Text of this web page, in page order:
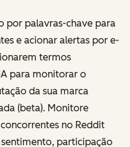
por palavras-chave para
e acionar alertas por e-
termos
para monitorar o
da sua marca
(beta). Monitore
no Reddit
participação